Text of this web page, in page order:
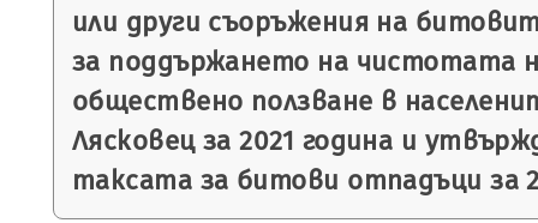
или други съоръжения на
за поддържането на чистотата
обществено ползване в
Лясковец за 2021 година и
таксата за битови отпадъци за